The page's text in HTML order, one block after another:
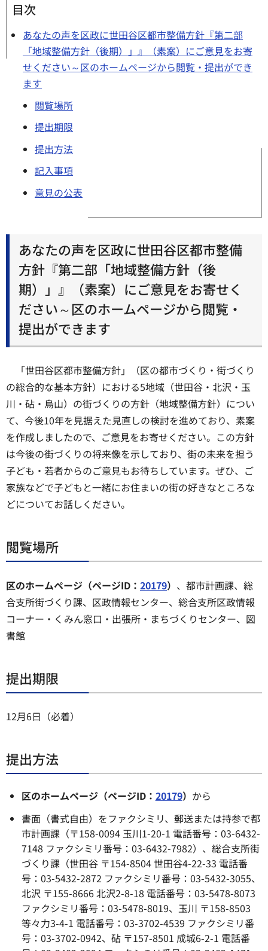
目次
あなたの声を区政に世田谷区都市整備方針『第二部
「地域整備方針（後期）」』（素案）にご意見をお寄
せください～区のホームページから閲覧・提出ができ
ます
閲覧場所
提出期限
提出方法
記入事項
意見の公表
あなたの声を区政に世田谷区都市整備
方針『第二部「地域整備方針（後
期）」』（素案）にご意見をお寄せく
ださい～区のホームページから閲覧・
提出ができます
「世田谷区都市整備方針」（区の都市づくり・街づくり
の総合的な基本方針）における5地域（世田谷・北沢・玉
川・砧・烏山）の街づくりの方針（地域整備方針）につい
て、今後10年を見据えた見直しの検討を進めており、素案
を作成しましたので、ご意見をお寄せください。この方針
は今後の街づくりの将来像を示しており、街の未来を担う
子ども・若者からのご意見もお待ちしています。ぜひ、ご
家族などで子どもと一緒にお住まいの街の好きなところな
どについてお話しください。
閲覧場所
区のホームページ（ページID： 20179） 、都市計画課、総
合支所街づくり課、区政情報センター、総合支所区政情報
コーナー・くみん窓口・出張所・まちづくりセンター、図
書館
提出期限
12月6日（必着）
提出方法
区のホームページ（ページID： 20179） から
書面（書式自由）をファクシミリ、郵送または持参で都
市計画課（〒158-0094 玉川1-20-1 電話番号：03-6432-
7148 ファクシミリ番号：03-6432-7982）、総合支所街
づくり課（世田谷 〒154-8504 世田谷4-22-33 電話番
号：03-5432-2872 ファクシミリ番号：03-5432-3055、
北沢 〒155-8666 北沢2-8-18 電話番号：03-5478-8073
ファクシミリ番号：03-5478-8019、玉川 〒158-8503
等々力3-4-1 電話番号：03-3702-4539 ファクシミリ番
号：03-3702-0942、砧 〒157-8501 成城6-2-1 電話番